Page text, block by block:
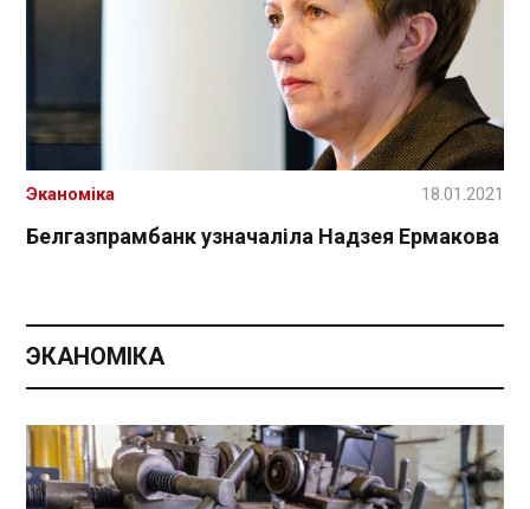
Белгазпрамбанк узначаліла Надзея Ермакова
Эканоміка 18.01.2021
ЭКАНОМІКА